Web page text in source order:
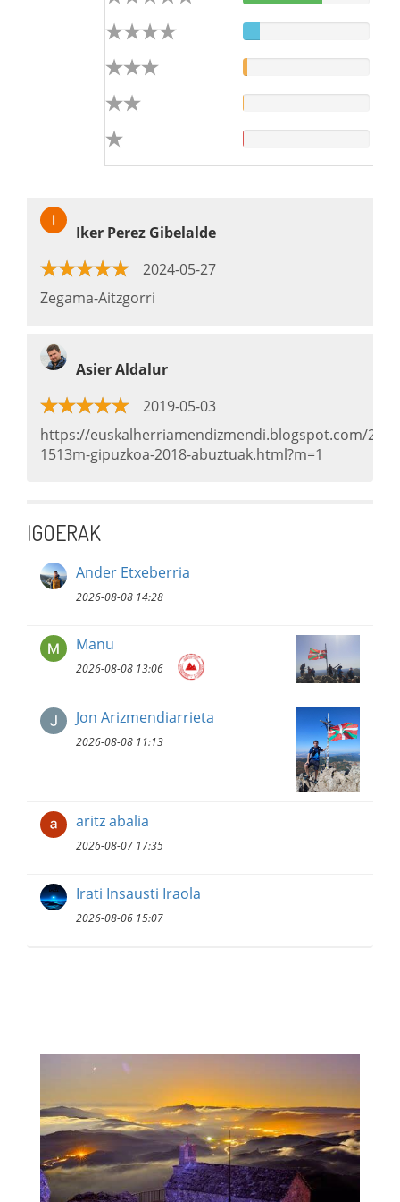
Iker Perez Gibelalde
2024-05-27
Zegama-Aitzgorri
Asier Aldalur
2019-05-03
https://euskalherriamendizmendi.blogspot.com/
1513m-gipuzkoa-2018-abuztuak.html?m=1
IGOERAK
Ander Etxeberria
2026-08-08 14:28
Manu
2026-08-08 13:06
Jon Arizmendiarrieta
2026-08-08 11:13
aritz abalia
2026-08-07 17:35
Irati Insausti Iraola
2026-08-06 15:07